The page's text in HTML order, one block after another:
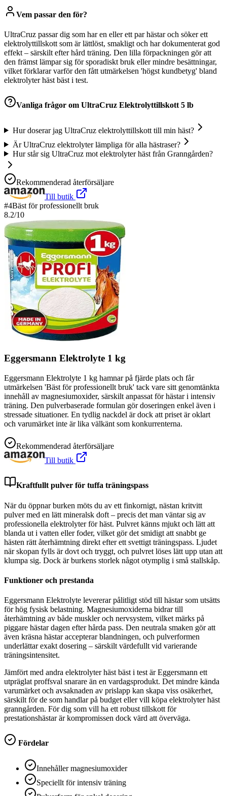
Vem passar den för?
UltraCruz passar dig som har en eller ett par hästar och söker ett
elektrolyttillskott som är lättlöst, smakligt och har dokumenterat god
effekt – särskilt efter hård träning. Den lilla förpackningen gör att
den främst lämpar sig för sporadiskt bruk eller mindre besättningar,
vilket förklarar varför den fått utmärkelsen 'högst kundbetyg' bland
elektrolyter häst bäst i test.
Vanliga frågor om UltraCruz Elektrolyttillskott 5 lb
Hur doserar jag UltraCruz elektrolyttillskott till min häst?
Är UltraCruz elektrolyter lämpliga för alla hästraser?
Hur står sig UltraCruz mot elektrolyter häst från Granngården?
Rekommenderad återförsäljare
Till butik
#4Bäst för professionellt bruk
8.2/10
Eggersmann Elektrolyte 1 kg
Eggersmann Elektrolyte 1 kg hamnar på fjärde plats och får
utmärkelsen 'Bäst för professionellt bruk' tack vare sitt genomtänkta
innehåll av magnesiumoxider, särskilt anpassat för hästar i intensiv
träning. Den pulverbaserade formulan gör doseringen enkel även i
stressade situationer. En tydlig nackdel är dock att priset är oklart
och varumärket inte är lika välkänt som konkurrenterna.
Rekommenderad återförsäljare
Till butik
Kraftfullt pulver för tuffa träningspass
När du öppnar burken möts du av ett finkornigt, nästan kritvitt
pulver med en lätt mineralsk doft – precis det man väntar sig av
professionella elektrolyter för häst. Pulvret känns mjukt och lätt att
blanda ut i vatten eller foder, vilket gör det smidigt att snabbt ge
hästen rätt återhämtning direkt efter ett svettigt träningspass. Ljudet
när skopan fylls är dovt och tryggt, och pulvret löses lätt upp utan att
klumpa sig. Dock är burkens storlek något otymplig i små stallskåp.
Funktioner och prestanda
Eggersmann Elektrolyte levererar pålitligt stöd till hästar som utsätts
för hög fysisk belastning. Magnesiumoxiderna bidrar till
återhämtning av både muskler och nervsystem, vilket märks på
piggare hästar dagen efter hårda pass. Den neutrala smaken gör att
även kräsna hästar accepterar blandningen, och pulverformen
underlättar exakt dosering – särskilt värdefullt vid varierande
träningsintensitet.
Jämfört med andra elektrolyter häst bäst i test är Eggersmann ett
utpräglat proffsval snarare än en vardagsprodukt. Det mindre kända
varumärket och avsaknaden av prislapp kan skapa viss osäkerhet,
särskilt för de som handlar på budget eller vill köpa elektrolyter häst
granngården. För dig som vill ha ett robust tillskott för
prestationshästar är kompromissen dock värd att överväga.
Fördelar
Innehåller magnesiumoxider
Speciellt för intensiv träning